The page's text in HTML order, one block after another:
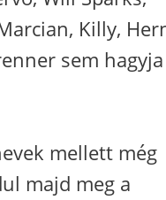
Killy,
sem
mellett még
majd meg a